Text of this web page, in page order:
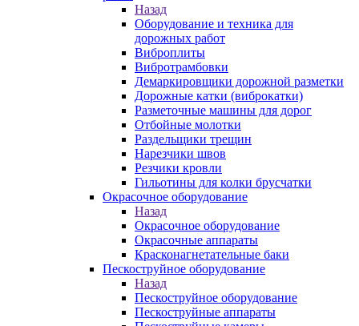
Назад
Оборудование и техника для
дорожных работ
Виброплиты
Вибротрамбовки
Демаркировщики дорожной разметки
Дорожные катки (виброкатки)
Разметочные машины для дорог
Отбойные молотки
Раздельщики трещин
Нарезчики швов
Резчики кровли
Гильотины для колки брусчатки
Окрасочное оборудование
Назад
Окрасочное оборудование
Окрасочные аппараты
Красконагнетательные баки
Пескоструйное оборудование
Назад
Пескоструйное оборудование
Пескоструйные аппараты